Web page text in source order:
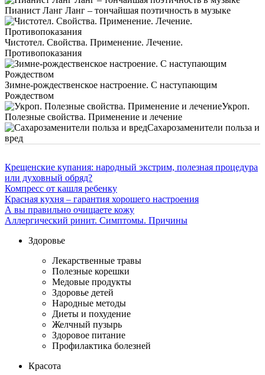
Пианист Ланг Ланг – тончайшая поэтичность в музыке
Чистотел. Свойства. Применение. Лечение.
Противопоказания
Зимне-рождественское настроение. С наступающим
Рождеством
Укроп.
Полезные свойства. Применение и лечение
Сахарозаменители польза и
вред
Крещенские купания: народный экстрим, полезная процедура
или духовный обряд?
Компресс от кашля ребенку
Красная кухня – гарантия хорошего настроения
А вы правильно очищаете кожу
Аллергический ринит. Симптомы. Причины
Здоровье
Лекарственные травы
Полезные корешки
Медовые продукты
Здоровье детей
Народные методы
Диеты и похудение
Желчный пузырь
Здоровое питание
Профилактика болезней
Красота